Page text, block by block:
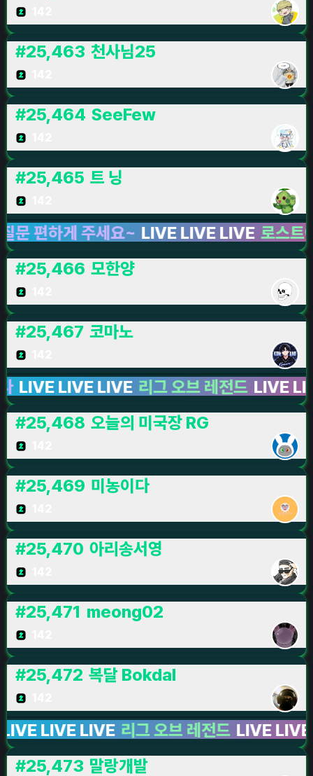
#25,463 천사님25
#25,464 SeeFew
#25,465 트 닝
하게 주세요~ LIVE LIVE LIVE 로스트아크
#25,466 모한양
#25,467 코마노
LIVE LIVE 리그 오브 레전드 LIVE LIVE
#25,468 오늘의 미국장 RG
#25,469 미농이다
#25,470 아리송서영
#25,471 meong02
#25,472 복달 Bokdal
LIVE 리그 오브 레전드 LIVE LIVE LIVE
#25,473 말랑개발